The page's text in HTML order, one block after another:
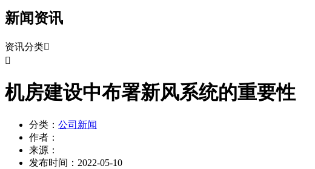
新闻资讯
资讯分类

机房建设中布署新风系统的重要性
分类： 公司新闻
作者：
来源：
发布时间： 2022-05-10